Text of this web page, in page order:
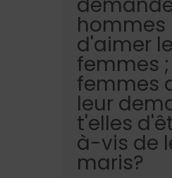
hommes
d'aimer
femmes
femmes
leur
t'elles
à-vis de
maris?